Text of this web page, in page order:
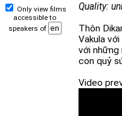
Only view films
accessible to
speakers of
Quality:
Thôn
Vakula
với những
con quỷ
Video